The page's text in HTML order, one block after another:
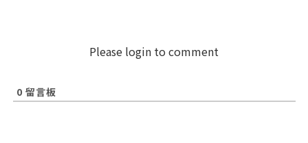
Please login to comment
0 留言板